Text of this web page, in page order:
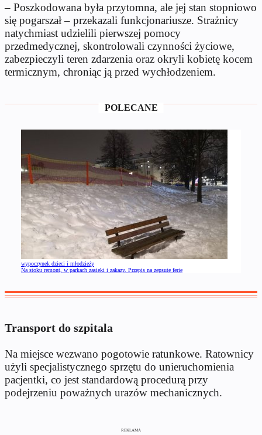
– Poszkodowana była przytomna, ale jej stan stopniowo
się pogarszał – przekazali funkcjonariusze. Strażnicy
natychmiast udzielili pierwszej pomocy
przedmedycznej, skontrolowali czynności życiowe,
zabezpieczyli teren zdarzenia oraz okryli kobietę kocem
termicznym, chroniąc ją przed wychłodzeniem.
POLECANE
wypoczynek dzieci i młodzieży
Na stoku remont, w parkach zasieki i zakazy. Przepis na zepsute ferie
Transport do szpitala
Na miejsce wezwano pogotowie ratunkowe. Ratownicy
użyli specjalistycznego sprzętu do unieruchomienia
pacjentki, co jest standardową procedurą przy
podejrzeniu poważnych urazów mechanicznych.
REKLAMA